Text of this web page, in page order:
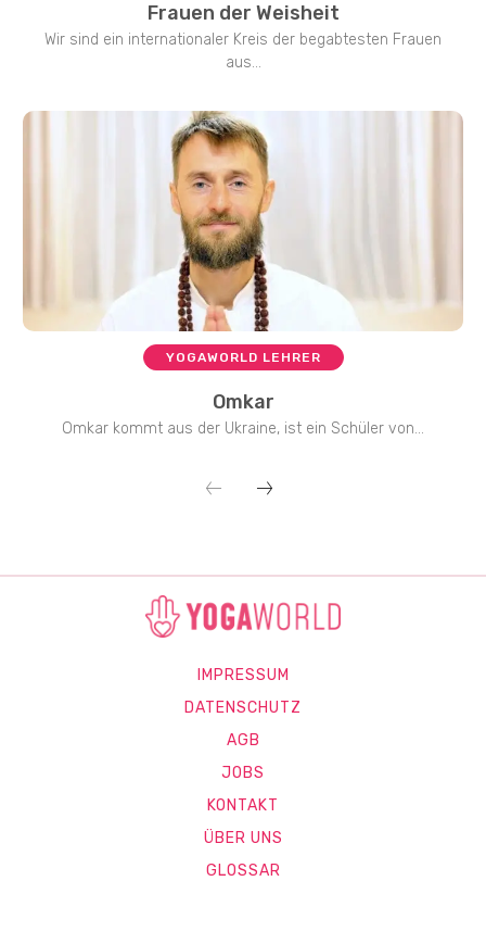
Frauen der Weisheit
Wir sind ein internationaler Kreis der begabtesten Frauen
aus...
YOGAWORLD LEHRER
Omkar
Omkar kommt aus der Ukraine, ist ein Schüler von...
IMPRESSUM
DATENSCHUTZ
AGB
JOBS
KONTAKT
ÜBER UNS
GLOSSAR